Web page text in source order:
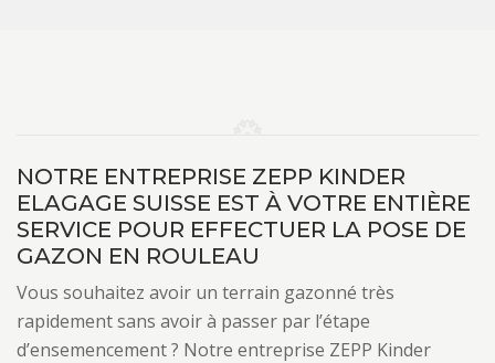
NOTRE ENTREPRISE ZEPP KINDER
ELAGAGE SUISSE EST À VOTRE ENTIÈRE
SERVICE POUR EFFECTUER LA POSE DE
GAZON EN ROULEAU
Vous souhaitez avoir un terrain gazonné très
rapidement sans avoir à passer par l’étape
d’ensemencement ? Notre entreprise ZEPP Kinder